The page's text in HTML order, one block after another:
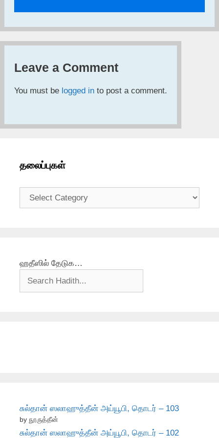
Leave a Comment
You must be logged in to post a comment.
தலைப்புகள்
தலைப்புகள்
ஹதீஸில் தேடுக…
சுல்தான் ஸலாஹுத்தீன் அய்யூபி, தொடர் – 103
by நூருத்தீன்
சுல்தான் ஸலாஹுத்தீன் அய்யூபி, தொடர் – 102